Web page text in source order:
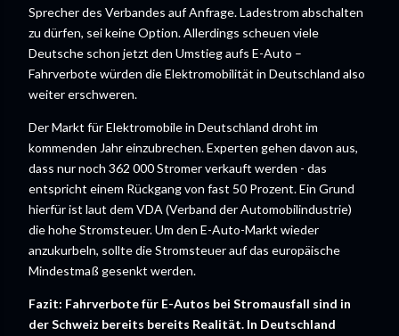
Sprecher des Verbandes auf Anfrage. Ladestrom abschalten
zu dürfen, sei keine Option. Allerdings scheuen viele
Deutsche schon jetzt den Umstieg aufs E-Auto –
Fahrverbote würden die Elektromobilität in Deutschland also
weiter erschweren.
Der Markt für Elektromobile in Deutschland droht im
kommenden Jahr einzubrechen. Experten gehen davon aus,
dass nur noch 362 000 Stromer verkauft werden - das
entspricht einem Rückgang von fast 50 Prozent. Ein Grund
hierfür ist laut dem VDA (Verband der Automobilindustrie)
die hohe Stromsteuer. Um den E-Auto-Markt wieder
anzukurbeln, sollte die Stromsteuer auf das europäische
Mindestmaß gesenkt werden.
Fazit: Fahrverbote für E-Autos bei Stromausfall sind in
der Schweiz bereits bereits Realität. In Deutschland